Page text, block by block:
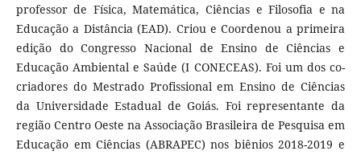
professor de Física, Matemática, Ciências e Filosofia e na
Educação a Distância (EAD). Criou e Coordenou a primeira
edição do Congresso Nacional de Ensino de Ciências e
Educação Ambiental e Saúde (I CONECEAS). Foi um dos co-
criadores do Mestrado Profissional em Ensino de Ciências
da Universidade Estadual de Goiás. Foi representante da
região Centro Oeste na Associação Brasileira de Pesquisa em
Educação em Ciências (ABRAPEC) nos biênios 2018-2019 e